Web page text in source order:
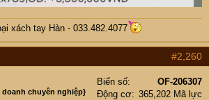
xách tay Hàn - 033.482.4077
#2,260
doanh chuyên nghiệp}
Biển số
OF-206307
Động cơ
365,202 Mã lực